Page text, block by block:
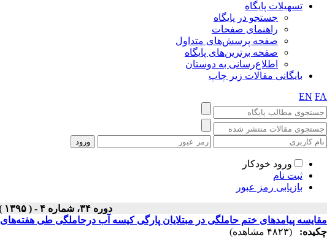
تسهیلات پایگاه
جستجو در پایگاه
راهنمای صفحات
صفحه پرسش‌های متداول
صفحه برترین‌های پایگاه
اطلاع‌رسانی به دوستان
بایگانی مقالات زیر چاپ
EN FA
ورود خودکار
ثبت نام
بازیابی رمز عبور
دوره ۳۴، شماره ۴ - ( ۱۳۹۵ )
مقایسه پیامدهای ختم حاملگی در مبتلایان پارگی کیسه آب درحاملگی طی هفته‌های 34-36 در مادران و نوزدان
چکیده:
(۴۸۲۳ مشاهده)